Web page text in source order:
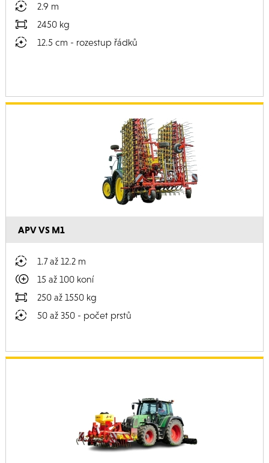
2.9 m
2450 kg
12.5 cm - rozestup řádků
APV VS M1
1.7 až 12.2 m
15 až 100 koní
250 až 1550 kg
50 až 350 - počet prstů